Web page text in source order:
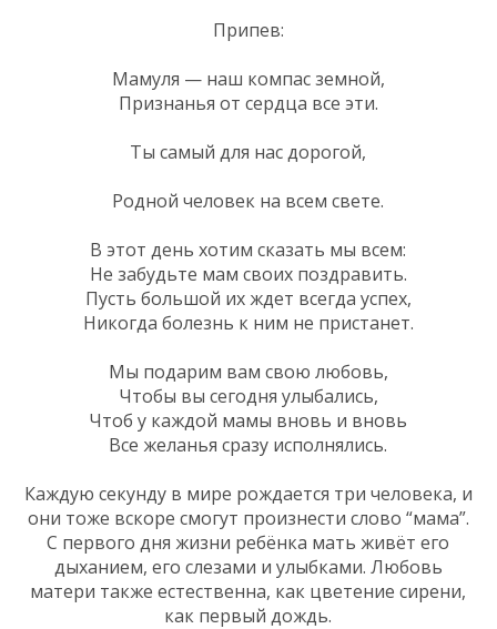
Припев:
Мамуля — наш компас земной,
Признанья от сердца все эти.
Ты самый для нас дорогой,
Родной человек на всем свете.
В этот день хотим сказать мы всем:
Не забудьте мам своих поздравить.
Пусть большой их ждет всегда успех,
Никогда болезнь к ним не пристанет.
Мы подарим вам свою любовь,
Чтобы вы сегодня улыбались,
Чтоб у каждой мамы вновь и вновь
Все желанья сразу исполнялись.
Каждую секунду в мире рождается три человека, и
они тоже вскоре смогут произнести слово “мама”.
С первого дня жизни ребёнка мать живёт его
дыханием, его слезами и улыбками. Любовь
матери также естественна, как цветение сирени,
как первый дождь.